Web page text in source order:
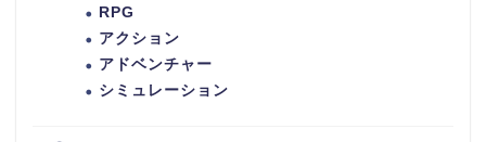
RPG
アクション
アドベンチャー
シミュレーション